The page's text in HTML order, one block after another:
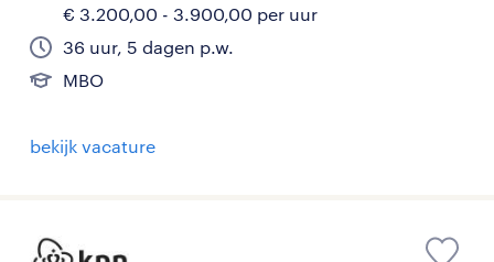
€ 3.200,00 - 3.900,00 per uur
36 uur, 5 dagen p.w.
MBO
bekijk vacature